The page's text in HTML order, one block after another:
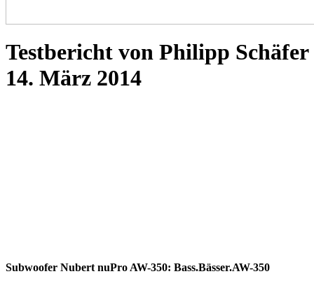
Testbericht von Philipp Schäfer
14. März 2014
Subwoofer Nubert nuPro AW-350: Bass.Bässer.AW-350